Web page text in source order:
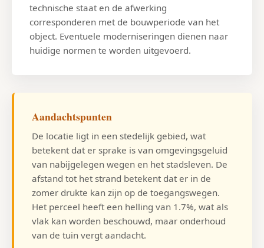
technische staat en de afwerking
corresponderen met de bouwperiode van het
object. Eventuele moderniseringen dienen naar
huidige normen te worden uitgevoerd.
Aandachtspunten
De locatie ligt in een stedelijk gebied, wat
betekent dat er sprake is van omgevingsgeluid
van nabijgelegen wegen en het stadsleven. De
afstand tot het strand betekent dat er in de
zomer drukte kan zijn op de toegangswegen.
Het perceel heeft een helling van 1.7%, wat als
vlak kan worden beschouwd, maar onderhoud
van de tuin vergt aandacht.